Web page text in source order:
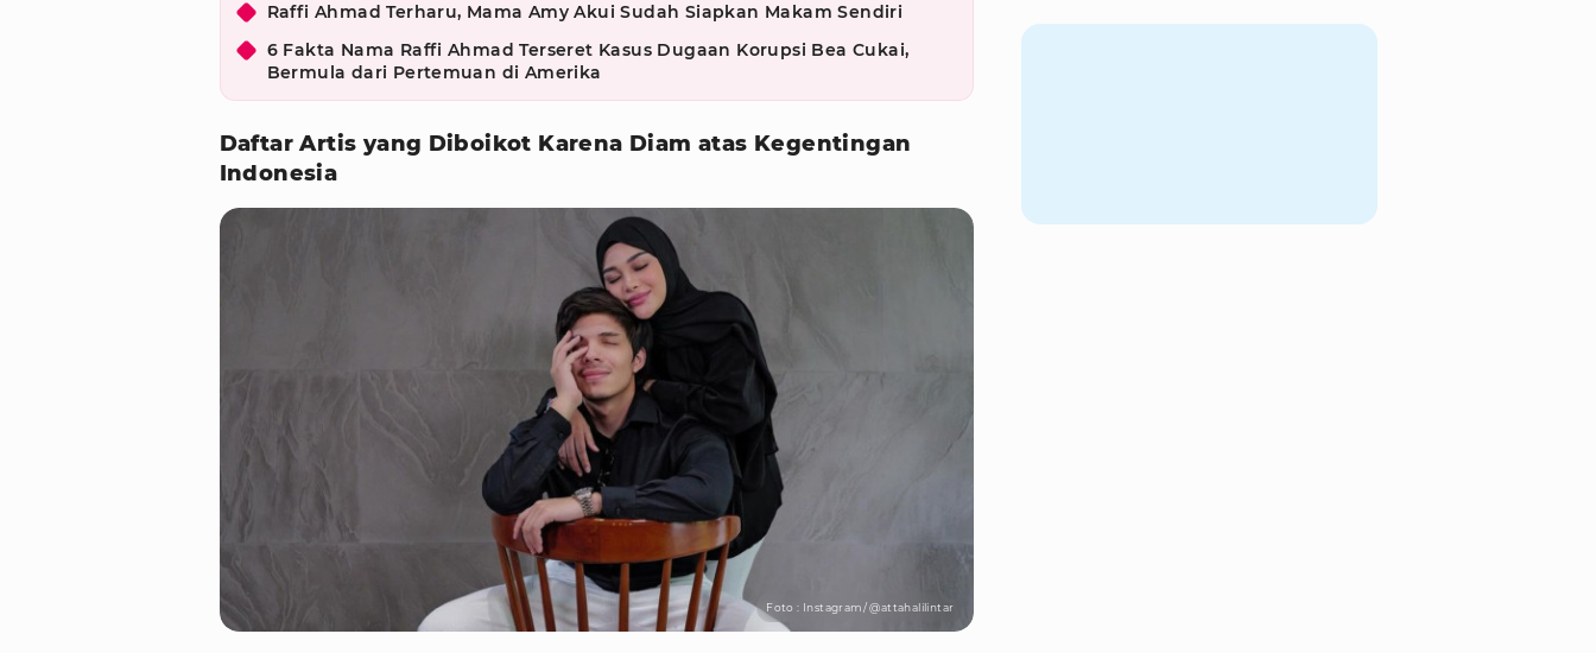
Raffi Ahmad Terharu, Mama Amy Akui Sudah Siapkan Makam Sendiri
6 Fakta Nama Raffi Ahmad Terseret Kasus Dugaan Korupsi Bea Cukai,
Bermula dari Pertemuan di Amerika
Daftar Artis yang Diboikot Karena Diam atas Kegentingan
Indonesia
Foto : Instagram/ @attahalilintar